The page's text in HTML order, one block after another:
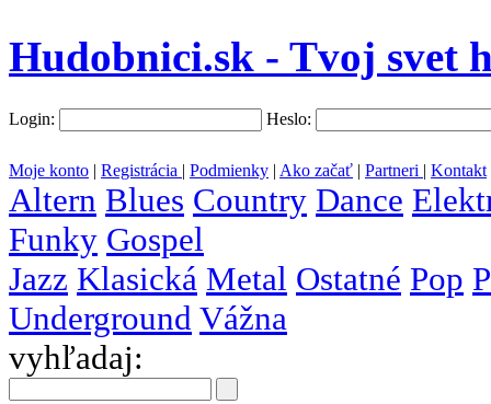
Hudobnici.sk - Tvoj svet
Login: Heslo:
Moje konto | Registrácia | Podmienky | Ako začať | Partneri | Kontakt
Altern Blues Country Dance
Funky Gospel
Jazz Klasická Metal Ostatné Pop
Underground Vážna
vyhľadaj: